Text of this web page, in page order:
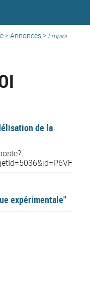
>Annonces> Emploi
de la
expérimentale"